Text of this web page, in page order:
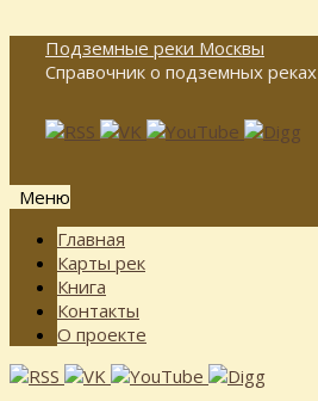
Подземные реки Москвы
Справочник о подземных реках
Меню
Перейти
содержимому
Главная
Карты рек
Книга
Контакты
О проекте